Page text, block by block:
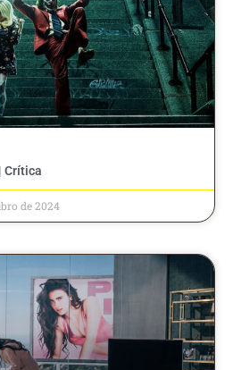
Crítica
de 2024